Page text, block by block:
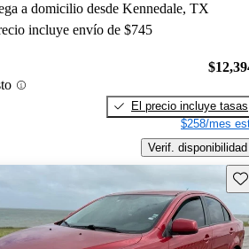
a domicilio desde Kennedale, TX
incluye envío de $745
El precio incluye tasas
$258/mes
Verif. disponibilidad